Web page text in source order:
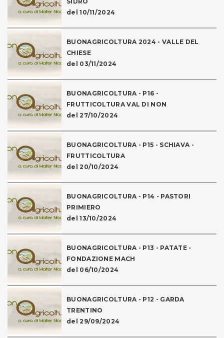
del 10/11/2024
BUONAGRICOLTURA 2024 - VALLE DEL
CHIESE
del 03/11/2024
BUONAGRICOLTURA - P16 -
FRUTTICOLTURA VAL DI NON
del 27/10/2024
BUONAGRICOLTURA - P15 - SCHIAVA -
FRUTTICOLTURA
del 20/10/2024
BUONAGRICOLTURA - P14 - PASTORI
PRIMIERO
del 13/10/2024
BUONAGRICOLTURA - P13 - PATATE -
FONDAZIONE MACH
del 06/10/2024
BUONAGRICOLTURA - P12 - GARDA
TRENTINO
del 29/09/2024